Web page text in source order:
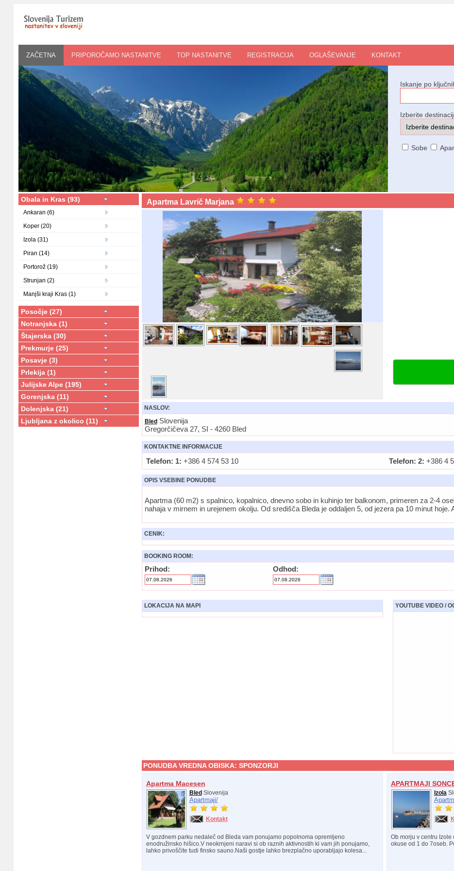
ZAČETNA PRIPOROČAMO NASTANITVE TOP NASTANITVE REGISTRACIJA OGLAŠEVANJE KONTAKT
Iskanje po
Izberite
Sobe
Obala in Kras (93)
Ankaran (6)
Koper (20)
Izola (31)
Piran (14)
Portorož (19)
Strunjan (2)
Manjši kraji Kras (1)
Posočje (27)
Notranjska (1)
Štajerska (30)
Prekmurje (25)
Posavje (3)
Prlekija (1)
Julijske Alpe (195)
Gorenjska (11)
Dolenjska (21)
Ljubljana z okolico (11)
Apartma Lavrič Marjana
NASLOV:
BledSlovenija
Gregorčičeva 27, SI - 4260 Bled
KONTAKTNE INFORMACIJE
Telefon: 1: +386 4 574 53 10 Telefon: 2: +386 4
OPIS VSEBINE PONUDBE
Apartma (60 m2) s spalnico, kopalnico, dnevno sobo in kuhinjo ter balkonom, primeren za 2-4
nahaja v mirnem in urejenem okolju. Od središča Bleda je oddaljen 5, od jezera pa 10 minut hoje.
CENIK:
BOOKING ROOM:
Prihod: Odhod:
LOKACIJA NA MAPI YOUTUBE VIDEO /
PONUDBA VREDNA OBISKA: SPONZORJI
Apartma Macesen
Bled Slovenija
Apartmaji/
Kontakt
V gozdnem parku nedaleč od Bleda vam ponujamo popolnoma opremljeno
enodružinsko hišico.V neokrnjeni naravi si ob raznih aktivnostih ki vam jih ponujamo,
lahko privoščite tudi finsko sauno.Naši gostje lahko brezplačno uporabljajo kolesa...
APARTMAJI
Izola
Ob morju v centru
okuse od 1 do 7oseb.